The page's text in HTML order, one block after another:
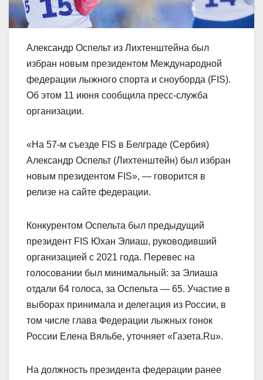
Александр Оспельт из Лихтенштейна был
избран новым президентом Международной
федерации лыжного спорта и сноуборда (FIS).
Об этом 11 июня сообщила пресс-служба
организации.
«На 57-м съезде FIS в Белграде (Сербия)
Александр Оспельт (Лихтенштейн) был избран
новым президентом FIS», — говорится в
релизе на сайте федерации.
Конкурентом Оспельта был предыдущий
президент FIS Юхан Элиаш, руководивший
организацией с 2021 года. Перевес на
голосовании был минимальный: за Элиаша
отдали 64 голоса, за Оспельта — 65. Участие в
выборах принимала и делегация из России, в
том числе глава Федерации лыжных гонок
России Елена Вяльбе, уточняет «Газета.Ru».
На должность президента федерации ранее